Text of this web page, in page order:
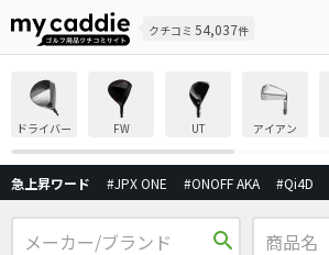
クチコミ 54,037件
ドライバー FW UT アイアン
急上昇ワード #JPX ONE #ONOFF AKA #Qi4D
search